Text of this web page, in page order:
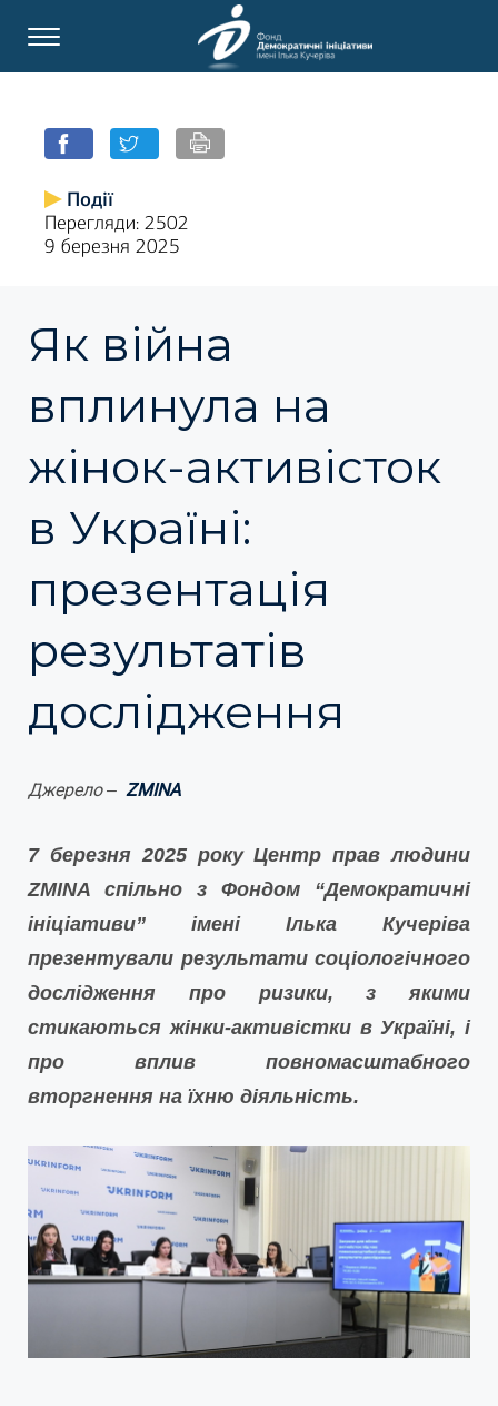
Події
Перегляди: 2502
9 березня 2025
Як війна
вплинула на
жінок-активісток
в Україні:
презентація
результатів
дослідження
Джерело– ZMINA
7 березня 2025 року Центр прав людини
ZMINA спільно з Фондом “Демократичні
ініціативи” імені Ілька Кучеріва
презентували результати соціологічного
дослідження про ризики, з якими
стикаються жінки-активістки в Україні, і
про вплив повномасштабного
вторгнення на їхню діяльність.